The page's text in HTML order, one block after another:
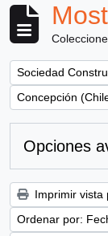
Remove filter:
Sociedad
Remove filter:
Concepción
Opciones
Imprimir vista
Ordenar por: